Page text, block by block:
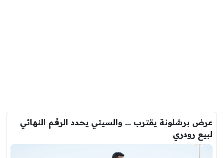
عرض برشلونة يقترب … والسيتي يحدد الرقم النهائي
لبيع رودري